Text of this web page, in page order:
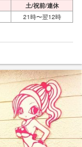
土/祝前/連休
21時〜翌12時